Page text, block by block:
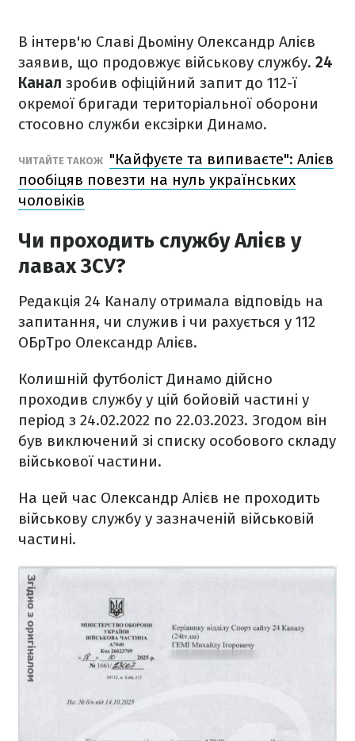
В інтерв'ю Славі Дьоміну Олександр Алієв
заявив, що продовжує військову службу. 24
Канал зробив офіційний запит до 112-ї
окремої бригади територіальної оборони
стосовно служби ексзірки Динамо.
ЧИТАЙТЕ ТАКОЖ "Кайфуєте та випиваєте": Алієв
пообіцяв повезти на нуль українських
чоловіків
Чи проходить службу Алієв у
лавах ЗСУ?
Редакція 24 Каналу отримала відповідь на
запитання, чи служив і чи рахується у 112
ОБрТро Олександр Алієв.
Колишній футболіст Динамо дійсно
проходив службу у цій бойовій частині у
період з 24.02.2022 по 22.03.2023. Згодом він
був виключений зі списку особового складу
військової частини.
На цей час Олександр Алієв не проходить
військову службу у зазначеній військовій
частині.